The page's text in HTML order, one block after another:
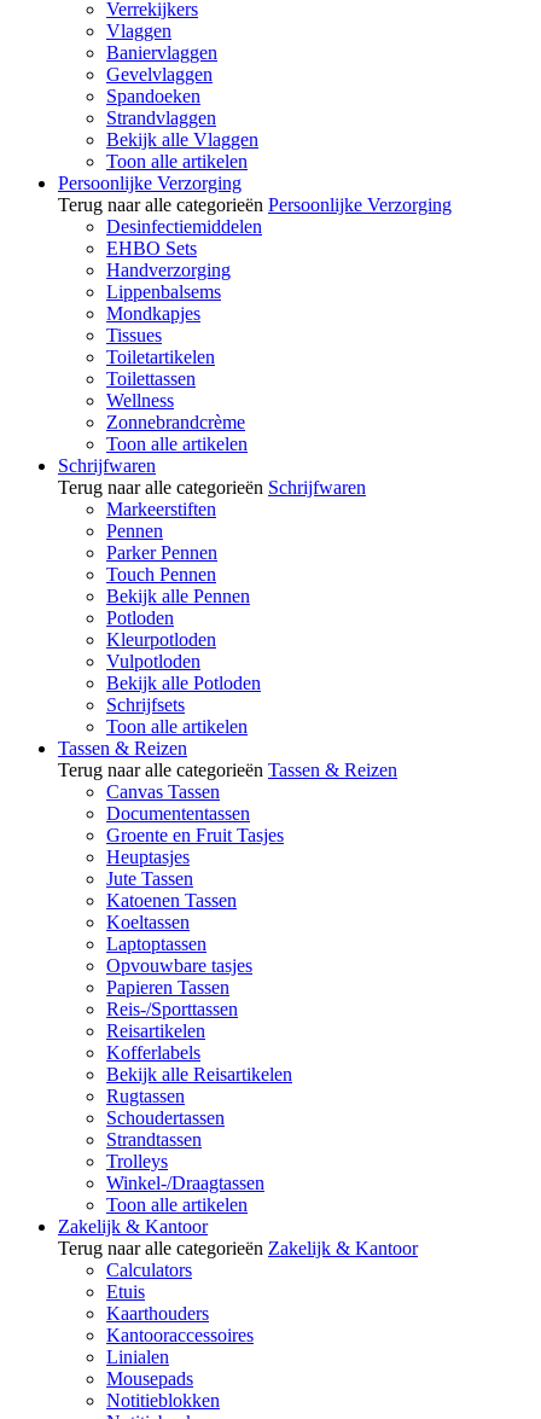
Verrekijkers
Vlaggen
Baniervlaggen
Gevelvlaggen
Spandoeken
Strandvlaggen
Bekijk alle Vlaggen
Toon alle artikelen
Persoonlijke Verzorging
Terug naar alle categorieën Persoonlijke Verzorging
Desinfectiemiddelen
EHBO Sets
Handverzorging
Lippenbalsems
Mondkapjes
Tissues
Toiletartikelen
Toilettassen
Wellness
Zonnebrandcrème
Toon alle artikelen
Schrijfwaren
Terug naar alle categorieën Schrijfwaren
Markeerstiften
Pennen
Parker Pennen
Touch Pennen
Bekijk alle Pennen
Potloden
Kleurpotloden
Vulpotloden
Bekijk alle Potloden
Schrijfsets
Toon alle artikelen
Tassen & Reizen
Terug naar alle categorieën Tassen & Reizen
Canvas Tassen
Documententassen
Groente en Fruit Tasjes
Heuptasjes
Jute Tassen
Katoenen Tassen
Koeltassen
Laptoptassen
Opvouwbare tasjes
Papieren Tassen
Reis-/Sporttassen
Reisartikelen
Kofferlabels
Bekijk alle Reisartikelen
Rugtassen
Schoudertassen
Strandtassen
Trolleys
Winkel-/Draagtassen
Toon alle artikelen
Zakelijk & Kantoor
Terug naar alle categorieën Zakelijk & Kantoor
Calculators
Etuis
Kaarthouders
Kantooraccessoires
Linialen
Mousepads
Notitieblokken